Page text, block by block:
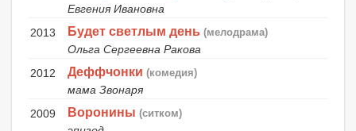
Евгения Ивановна
2013
Будет светлым день (мелодрама)
Ольга Сергеевна Ракова
2012
Деффчонки (комедия)
мама Звонаря
2009
Воронины (ситком)